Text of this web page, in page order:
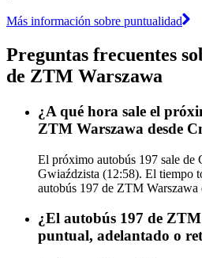
Más información sobre puntualidad
Preguntas frecuentes
de ZTM Warszawa
¿A qué hora sale el
ZTM Warszawa desde
El próximo autobús 197 sale de
Gwiaździsta (12:58). El tiempo
autobús 197 de ZTM Warszawa
¿El autobús 197 de
puntual, adelantado o